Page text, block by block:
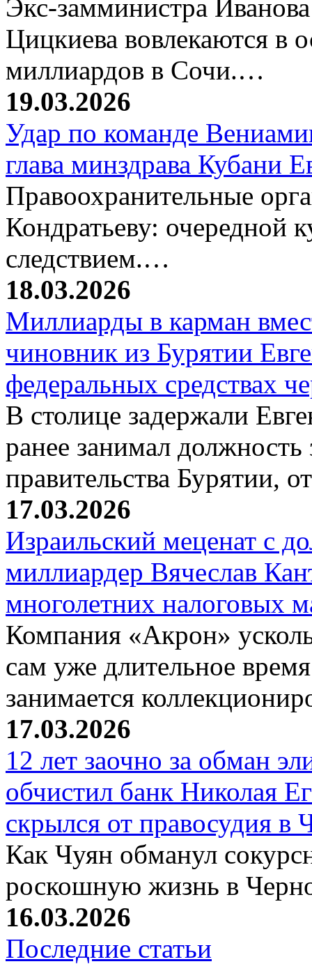
Экс-замминистра
Цицкиева вовлекаются в
миллиардов в Сочи.…
19.03.2026
Удар по команде
глава минздрава Кубани
Правоохранительные
Кондратьеву: очередной
следствием.…
18.03.2026
Миллиарды в карман
чиновник из Бурятии
федеральных средствах
В столице задержали
ранее занимал должность
правительства Бурятии,
17.03.2026
Израильский меценат с
миллиардер Вячеслав
многолетних налоговых
Компания «Акрон»
сам уже длительное
занимается
17.03.2026
12 лет заочно за обман
обчистил банк Николая
скрылся от правосудия в
Как Чуян обманул
роскошную жизнь в
16.03.2026
Последние статьи